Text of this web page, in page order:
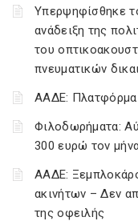
Υπερψηφίσθηκε
ανάδειξη της
του
πνευματικών
ΑΑΔΕ: Πλατφόρμα
Φιλοδωρήματα:
300 ευρώ τον
ΑΑΔΕ:
ακινήτων – Δεν
της οφειλής